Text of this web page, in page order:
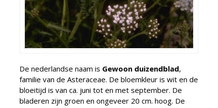
De nederlandse naam is Gewoon duizendblad,
familie van de Asteraceae. De bloemkleur is wit en de
bloeitijd is van ca. juni tot en met september. De
bladeren zijn groen en ongeveer 20 cm. hoog. De